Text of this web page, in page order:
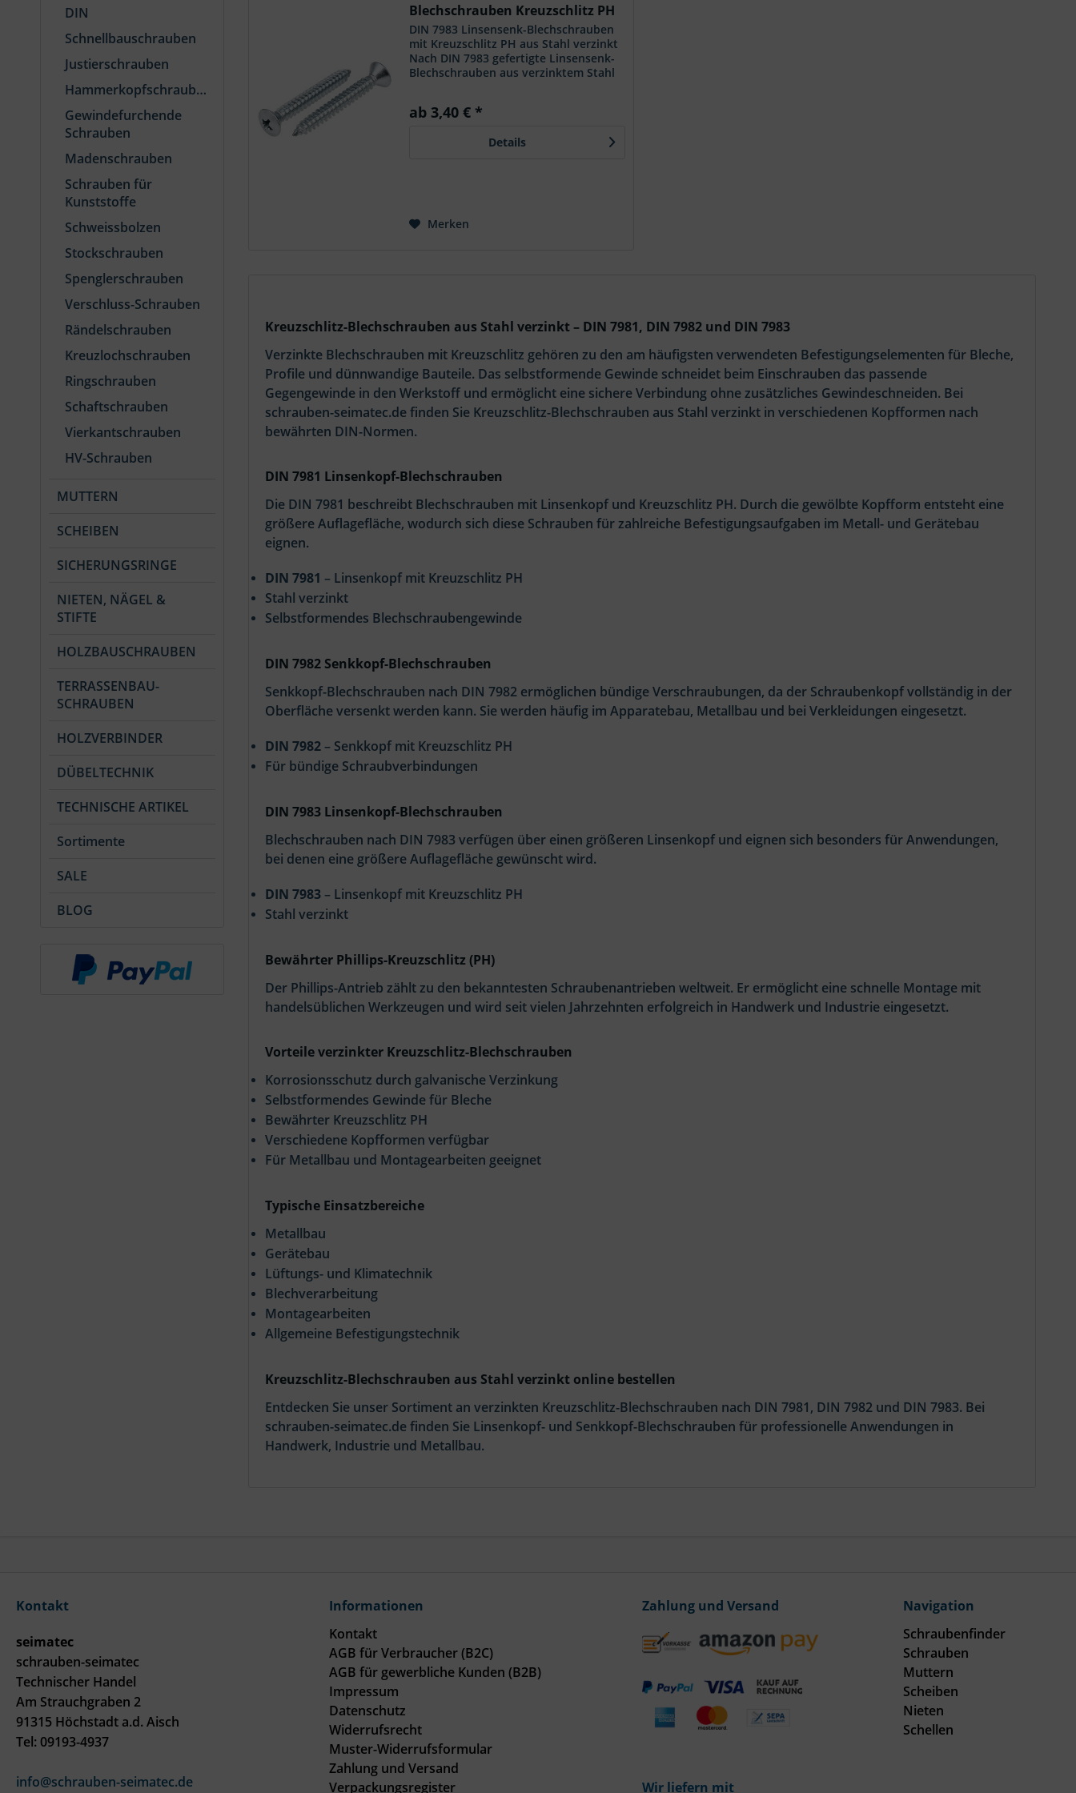
DIN
Schnellbauschrauben
Justierschrauben
Hammerkopfschrauben
Gewindefurchende
Schrauben
Madenschrauben
Schrauben für
Kunststoffe
Schweissbolzen
Stockschrauben
Spenglerschrauben
Verschluss-Schrauben
Rändelschrauben
Kreuzlochschrauben
Ringschrauben
Schaftschrauben
Vierkantschrauben
HV-Schrauben
MUTTERN
SCHEIBEN
SICHERUNGSRINGE
NIETEN, NÄGEL &
STIFTE
HOLZBAUSCHRAUBEN
TERRASSENBAU-
SCHRAUBEN
HOLZVERBINDER
DÜBELTECHNIK
TECHNISCHE ARTIKEL
Sortimente
SALE
BLOG
Blechschrauben Kreuzschlitz PH
Stahl verzinkt
DIN 7983 Linsensenk-Blechschrauben
mit Kreuzschlitz PH aus Stahl verzinkt
Nach DIN 7983 gefertigte Linsensenk-
Blechschrauben aus verzinktem Stahl
mit Linsensenkkopf....
ab 3,40 € *
Details
Merken
Kreuzschlitz-Blechschrauben aus Stahl verzinkt – DIN 7981, DIN 7982 und DIN 7983
Verzinkte Blechschrauben mit Kreuzschlitz gehören zu den am häufigsten verwendeten Befestigungselementen für Bleche,
Profile und dünnwandige Bauteile. Das selbstformende Gewinde schneidet beim Einschrauben das passende
Gegengewinde in den Werkstoff und ermöglicht eine sichere Verbindung ohne zusätzliches Gewindeschneiden. Bei
schrauben-seimatec.de finden Sie Kreuzschlitz-Blechschrauben aus Stahl verzinkt in verschiedenen Kopfformen nach
bewährten DIN-Normen.
DIN 7981 Linsenkopf-Blechschrauben
Die DIN 7981 beschreibt Blechschrauben mit Linsenkopf und Kreuzschlitz PH. Durch die gewölbte Kopfform entsteht eine
größere Auflagefläche, wodurch sich diese Schrauben für zahlreiche Befestigungsaufgaben im Metall- und Gerätebau
eignen.
DIN 7981 – Linsenkopf mit Kreuzschlitz PH
Stahl verzinkt
Selbstformendes Blechschraubengewinde
DIN 7982 Senkkopf-Blechschrauben
Senkkopf-Blechschrauben nach DIN 7982 ermöglichen bündige Verschraubungen, da der Schraubenkopf vollständig in der
Oberfläche versenkt werden kann. Sie werden häufig im Apparatebau, Metallbau und bei Verkleidungen eingesetzt.
DIN 7982– Senkkopf mit Kreuzschlitz PH
Für bündige Schraubverbindungen
DIN 7983 Linsenkopf-Blechschrauben
Blechschrauben nach DIN 7983 verfügen über einen größeren Linsenkopf und eignen sich besonders für Anwendungen,
bei denen eine größere Auflagefläche gewünscht wird.
DIN 7983– Linsenkopf mit Kreuzschlitz PH
Stahl verzinkt
Bewährter Phillips-Kreuzschlitz (PH)
Der Phillips-Antrieb zählt zu den bekanntesten Schraubenantrieben weltweit. Er ermöglicht eine schnelle Montage mit
handelsüblichen Werkzeugen und wird seit vielen Jahrzehnten erfolgreich in Handwerk und Industrie eingesetzt.
Vorteile verzinkter Kreuzschlitz-Blechschrauben
Korrosionsschutz durch galvanische Verzinkung
Selbstformendes Gewinde für Bleche
Bewährter Kreuzschlitz PH
Verschiedene Kopfformen verfügbar
Für Metallbau und Montagearbeiten geeignet
Typische Einsatzbereiche
Metallbau
Gerätebau
Lüftungs- und Klimatechnik
Blechverarbeitung
Montagearbeiten
Allgemeine Befestigungstechnik
Kreuzschlitz-Blechschrauben aus Stahl verzinkt online bestellen
Entdecken Sie unser Sortiment an verzinkten Kreuzschlitz-Blechschrauben nach DIN 7981, DIN 7982 und DIN 7983. Bei
schrauben-seimatec.de finden Sie Linsenkopf- und Senkkopf-Blechschrauben für professionelle Anwendungen in
Handwerk, Industrie und Metallbau.
Kontakt
seimatec
schrauben-seimatec
Technischer Handel
Am Strauchgraben 2
91315 Höchstadt a.d. Aisch
Tel: 09193-4937
info@schrauben-seimatec.de
Informationen
Kontakt
AGB für Verbraucher (B2C)
AGB für gewerbliche Kunden (B2B)
Impressum
Datenschutz
Widerrufsrecht
Muster-Widerrufsformular
Zahlung und Versand
Verpackungsregister
Zahlung und Versand
Wir liefern mit
Navigation
Schraubenfinder
Schrauben
Muttern
Scheiben
Nieten
Schellen